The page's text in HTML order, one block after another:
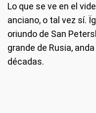
Lo que se ve en el
anciano, o tal vez sí.
oriundo de San
grande de Rusia,
décadas.